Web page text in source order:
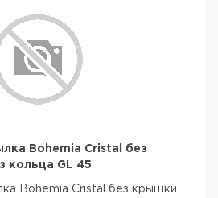
Bohemia Cristal без
кольца GL 45
Bohemia Cristal без крышки